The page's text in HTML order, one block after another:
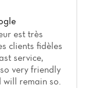
est très
clients fidèles
service,
very friendly
will remain so.